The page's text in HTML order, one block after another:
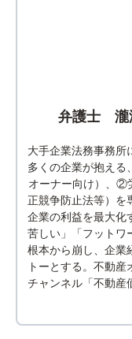
弁護士 瀧
大手企業法務事務所
多くの企業が抱え
オーナー向け）、②
正競争防止法等）を
企業の利益を最大化
苦しい」「フットワ
根本から崩し、企業
トーとする。不動
チャンネル「不動産